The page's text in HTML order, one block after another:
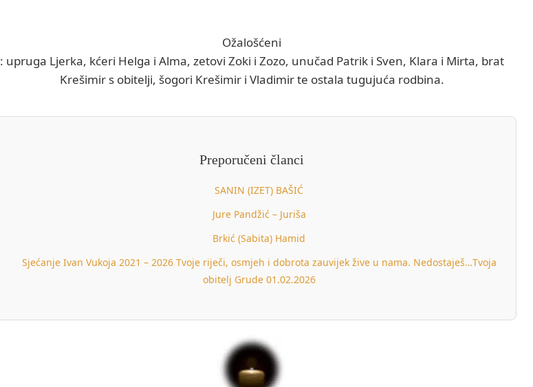
Ožalošćeni
: upruga Ljerka, kćeri Helga i Alma, zetovi Zoki i Zozo, unučad Patrik i Sven, Klara i Mirta, brat
Krešimir s obitelji, šogori Krešimir i Vladimir te ostala tugujuća rodbina.
Preporučeni članci
SANIN (IZET) BAŠIĆ
Jure Pandžić – Juriša
Brkić (Sabita) Hamid
Sjećanje Ivan Vukoja 2021 – 2026 Tvoje riječi, osmjeh i dobrota zauvijek žive u nama. Nedostaješ…Tvoja
obitelj Grude 01.02.2026